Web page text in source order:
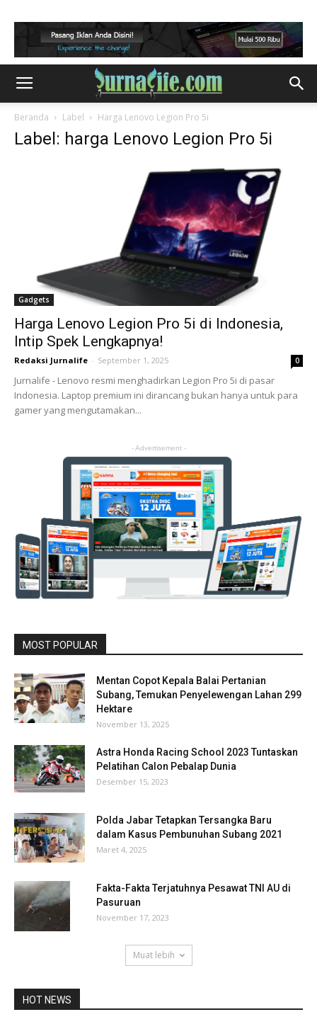
Beranda Label Harga Lenovo Legion Pro 5i
Label: harga Lenovo Legion Pro 5i
Gadgets
Harga Lenovo Legion Pro 5i di Indonesia,
Intip Spek Lengkapnya!
Redaksi Jurnalife - September 1, 2025 0
Jurnalife - Lenovo resmi menghadirkan Legion Pro 5i di pasar
Indonesia. Laptop premium ini dirancang bukan hanya untuk para
gamer yang mengutamakan...
- Advertisement -
MOST POPULAR
Mentan Copot Kepala Balai Pertanian
Subang, Temukan Penyelewengan Lahan 299
Hektare
November 13, 2025
Astra Honda Racing School 2023 Tuntaskan
Pelatihan Calon Pebalap Dunia
Desember 15, 2023
Polda Jabar Tetapkan Tersangka Baru
dalam Kasus Pembunuhan Subang 2021
Maret 4, 2025
Fakta-Fakta Terjatuhnya Pesawat TNI AU di
Pasuruan
November 17, 2023
Muat lebih
HOT NEWS